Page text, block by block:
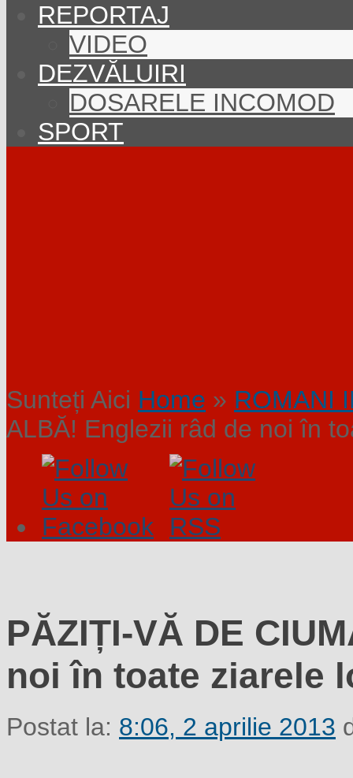
REPORTAJ
VIDEO
DEZVĂLUIRI
DOSARELE INCOMOD
SPORT
Sunteți Aici Home » ROMANI
ALBĂ! Englezii râd de noi în
PĂZIȚI-VĂ DE
noi în toate ziarele
Postat la: 8:06, 2 aprilie 2013